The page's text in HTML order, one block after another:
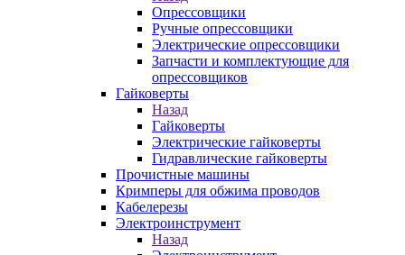
Опрессовщики
Ручные опрессовщики
Электрические опрессовщики
Запчасти и комплектующие для
опрессовщиков
Гайковерты
Назад
Гайковерты
Электрические гайковерты
Гидравлические гайковерты
Прочистные машины
Кримперы для обжима проводов
Кабелерезы
Электроинструмент
Назад